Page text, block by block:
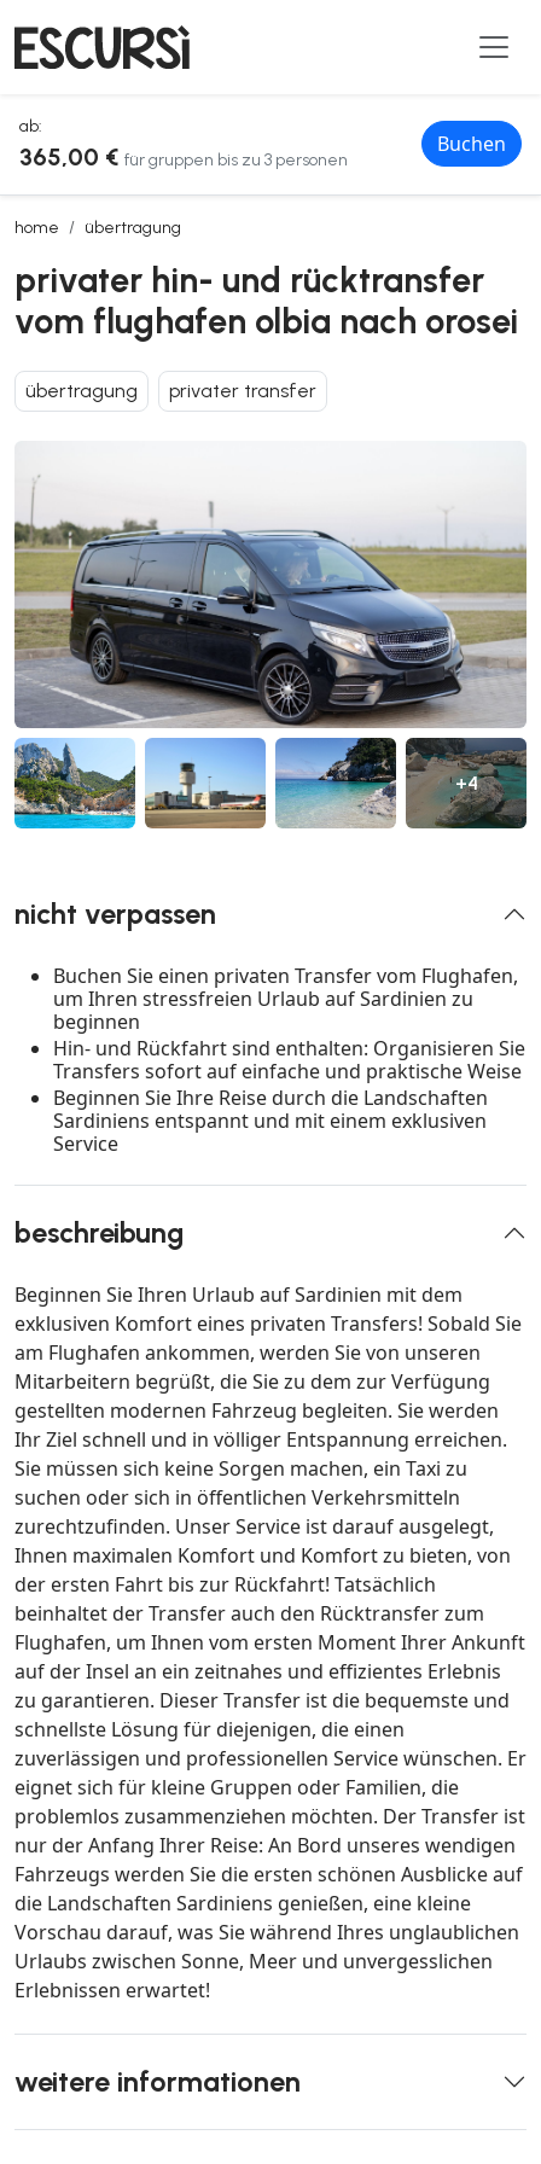
ab:
365,00 € für gruppen bis zu 3 personen
Buchen
home übertragung
privater hin- und rücktransfer vom flughafen olbia nach orosei
privater hin- und rücktransfer
vom flughafen olbia nach orosei
übertragung privater transfer
+4
nicht verpassen
Buchen Sie einen privaten Transfer vom Flughafen,
um Ihren stressfreien Urlaub auf Sardinien zu
beginnen
Hin- und Rückfahrt sind enthalten: Organisieren Sie
Transfers sofort auf einfache und praktische Weise
Beginnen Sie Ihre Reise durch die Landschaften
Sardiniens entspannt und mit einem exklusiven
Service
beschreibung
Beginnen Sie Ihren Urlaub auf Sardinien mit dem
exklusiven Komfort eines privaten Transfers! Sobald Sie
am Flughafen ankommen, werden Sie von unseren
Mitarbeitern begrüßt, die Sie zu dem zur Verfügung
gestellten modernen Fahrzeug begleiten. Sie werden
Ihr Ziel schnell und in völliger Entspannung erreichen.
Sie müssen sich keine Sorgen machen, ein Taxi zu
suchen oder sich in öffentlichen Verkehrsmitteln
zurechtzufinden. Unser Service ist darauf ausgelegt,
Ihnen maximalen Komfort und Komfort zu bieten, von
der ersten Fahrt bis zur Rückfahrt! Tatsächlich
beinhaltet der Transfer auch den Rücktransfer zum
Flughafen, um Ihnen vom ersten Moment Ihrer Ankunft
auf der Insel an ein zeitnahes und effizientes Erlebnis
zu garantieren. Dieser Transfer ist die bequemste und
schnellste Lösung für diejenigen, die einen
zuverlässigen und professionellen Service wünschen. Er
eignet sich für kleine Gruppen oder Familien, die
problemlos zusammenziehen möchten. Der Transfer ist
nur der Anfang Ihrer Reise: An Bord unseres wendigen
Fahrzeugs werden Sie die ersten schönen Ausblicke auf
die Landschaften Sardiniens genießen, eine kleine
Vorschau darauf, was Sie während Ihres unglaublichen
Urlaubs zwischen Sonne, Meer und unvergesslichen
Erlebnissen erwartet!
weitere informationen